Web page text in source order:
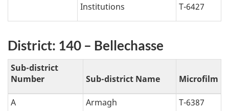
Institutions T-6427
District: 140 – Bellechasse
Sub-district
Number
Sub-district Name Microfilm
A Armagh T-6387